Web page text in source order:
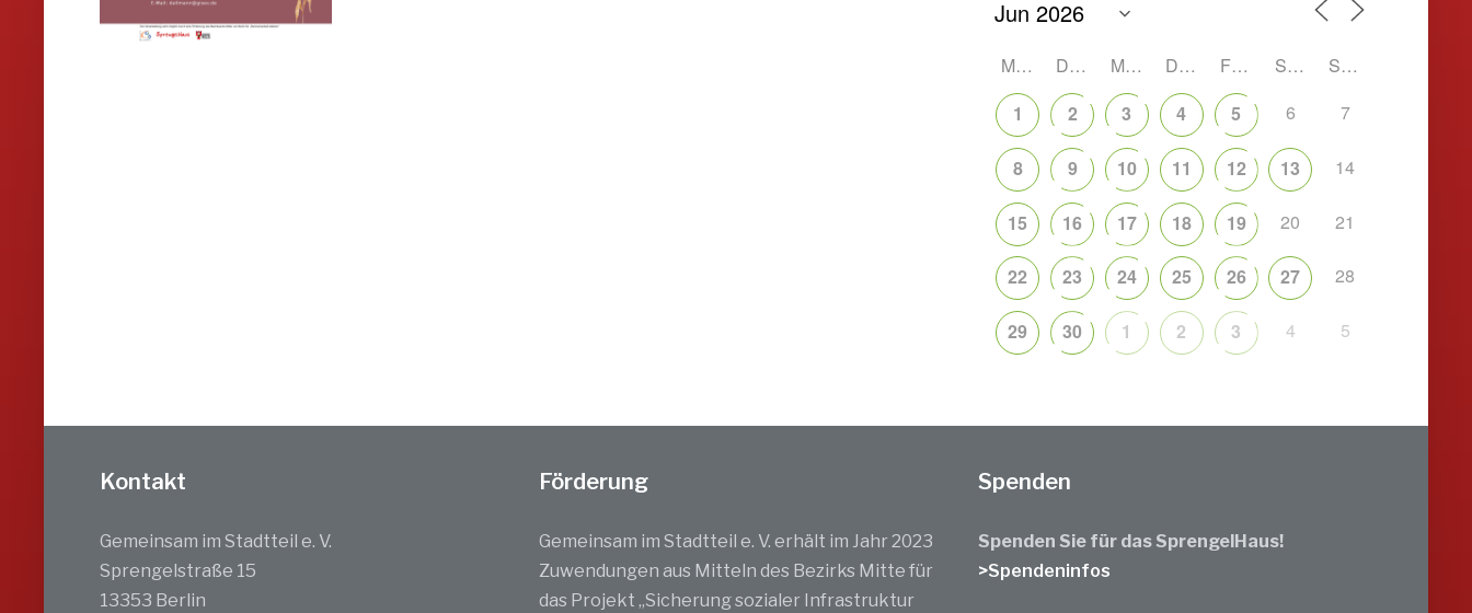
MONTAG DIENSTAG MITTWOCH DONNERSTAG FREITAG SAMSTAG
SONNTAG
1
2 3 4 5 6 7
8 9 10 11 12 13 14
15 16 17 18 19 20 21
22 23 24 25 26 27 28
29 30 1 2 3 4 5
Kontakt
Gemeinsam im Stadtteil e. V.
Sprengelstraße 15
13353 Berlin
Förderung
Gemeinsam im Stadtteil e. V. erhält im Jahr 2023
Zuwendungen aus Mitteln des Bezirks Mitte für
das Projekt „Sicherung sozialer Infrastruktur
Spenden
Spenden Sie für das SprengelHaus!
>Spendeninfos